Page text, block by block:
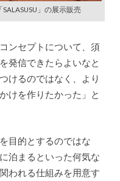
」の展示販売
ンセプトについて、須
発信できたらよいなと
けるのではなく、より
けを作りたかった」と
目的とするのではな
泊まるといった何気な
われる仕組みを用意す